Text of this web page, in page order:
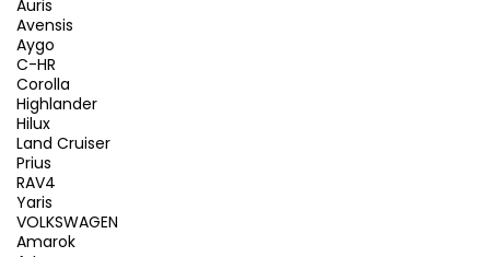
Auris
Avensis
Aygo
C-HR
Corolla
Highlander
Hilux
Land Cruiser
Prius
RAV4
Yaris
VOLKSWAGEN
Amarok